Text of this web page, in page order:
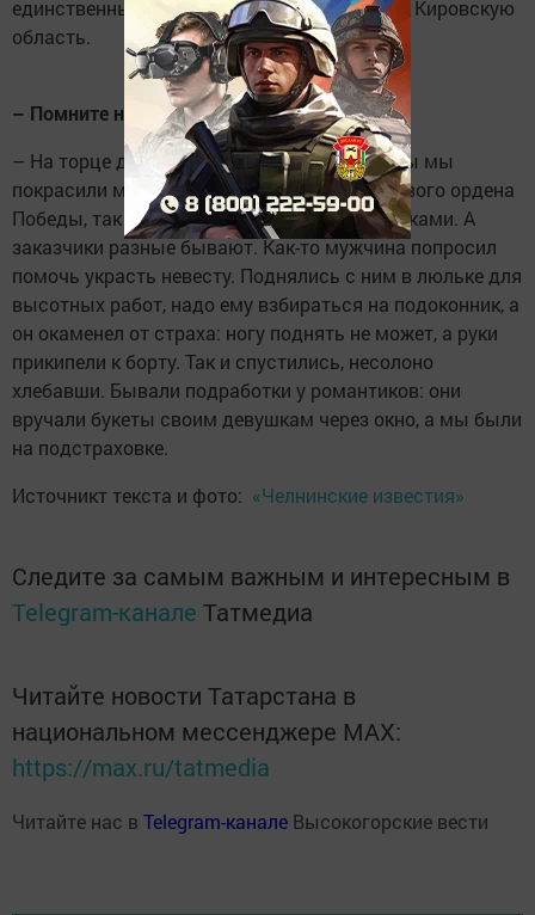
единственный раз съездил в гости к теще в Кировскую
область.
– Помните необычные заказы?
– На торце дома 43/01 после ремонта стены мы
покрасили металлическую конструкцию нового ордена
Победы, так что пришлось побыть художниками. А
заказчики разные бывают. Как-то мужчина попросил
помочь украсть невесту. Поднялись с ним в люльке для
высотных работ, надо ему взбираться на подоконник, а
он окаменел от страха: ногу поднять не может, а руки
прикипели к борту. Так и спустились, несолоно
хлебавши. Бывали подработки у романтиков: они
вручали букеты своим девушкам через окно, а мы были
на подстраховке.
Источникт текста и фото: «Челнинские известия»
Следите за самым важным и интересным в
Telegram-канале Татмедиа
Читайте новости Татарстана в
национальном мессенджере MАХ:
https://max.ru/tatmedia
Читайте нас в Telegram-канале Высокогорские вести